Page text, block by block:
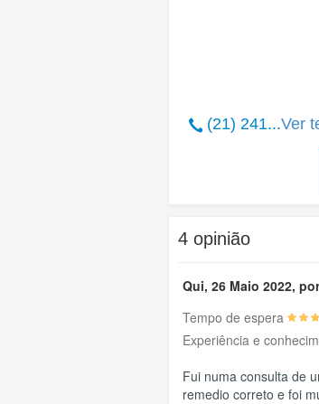
(21) 241...Ver
4 opinião
Qui, 26 Maio 2022,
Tempo de espera
Experiência e
Fui numa consulta de
remedio correto e foi